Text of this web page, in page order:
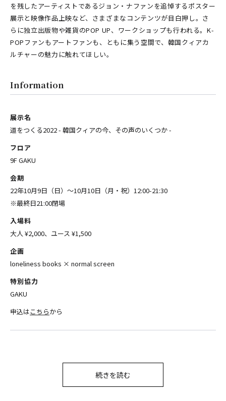
を残したアーティストであるジョン・ナファンを追悼するポスター
展示と映像作品上映など、さまざまなコンテンツが目白押し。さ
らに独立出版物や雑貨のPOP UP、ワークショップも行われる。K-
POPファンもアートファンも、ともに集う空間で、韓国クィアカ
ルチャーの魅力に触れてほしい。
Information
展示名
道をつくる2022 - 韓国クィアの今、その声のいくつか -
フロア
9F GAKU
会期
22年10月9日（日）〜10月10日（月・祝）12:00-21:30
※最終日21:00閉場
入場料
大人 ¥2,000、ユース ¥1,500
企画
loneliness books × normal screen
特別協力
GAKU
申込はこちらから
続きを読む